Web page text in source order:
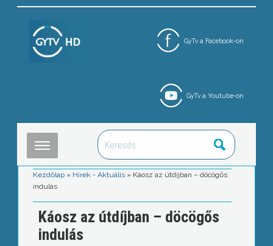
GyTv a Facebook-on
GyTv a Youtube-on
Kezdőlap » Hírek - Aktuális » Káosz az útdíjban – döcögős
indulás
Káosz az útdíjban – döcögős
indulás